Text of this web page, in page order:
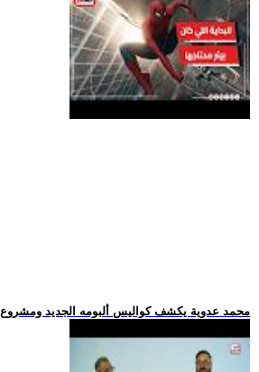
.. محمد عدوية يكشف كواليس ألبومه الجديد